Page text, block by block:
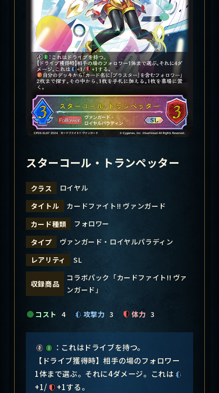
スターコール・トランペッター
クラス
ロイヤル
タイトル
カードファイト!! ヴァンガード
カード種類
フォロワー
タイプ
ヴァンガード・ロイヤルパラディン
レアリティ
SL
収録商品
コラボパック「カードファイト!! ヴァ
ンガード」
コスト 4 攻撃力 3 体力 3
：これはドライブを持つ。
【ドライブ獲得時】相手の場のフォロワー
1体まで選ぶ。それに4ダメージ。これは
+1/
+1する。